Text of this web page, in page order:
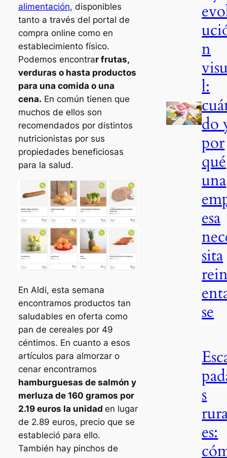
alimentación, disponibles
tanto a través del portal de
compra online como en
establecimiento físico.
Podemos encontrar frutas,
verduras o hasta productos
para una comida o una
cena. En común tienen que
muchos de ellos son
recomendados por distintos
nutricionistas por sus
propiedades beneficiosas
para la salud.
En Aldi, esta semana
encontramos productos tan
saludables en oferta como
pan de cereales por 49
céntimos. En cuanto a esos
artículos para almorzar o
cenar encontramos
hamburguesas de salmón y
merluza de 160 gramos por
2.19 euros la unidad en lugar
de 2.89 euros, precio que se
estableció para ello.
También hay pinchos de
n
l:
do
por
qué
una
esa
sita
se
s
es: